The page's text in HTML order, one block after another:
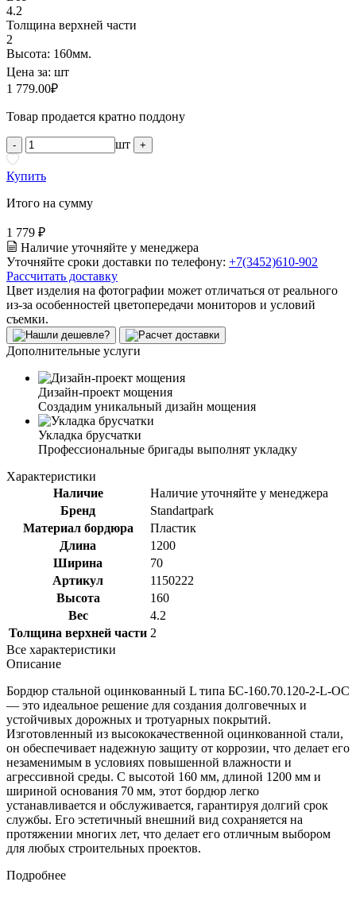
4.2
Толщина верхней части
2
Высота: 160мм.
Цена за: шт
1 779.00₽
Товар продается кратно поддону
- шт +
Купить
Итого на сумму
1 779 ₽
Наличие уточняйте у менеджера
Уточняйте сроки доставки по телефону: +7(3452)610-902
Рассчитать доставку
Цвет изделия на фотографии может отличаться от реального
из-за особенностей цветопередачи мониторов и условий
съемки.
Дополнительные услуги
Дизайн-проект мощения
Создадим уникальный дизайн мощения
Укладка брусчатки
Профессиональные бригады выполнят укладку
Характеристики
Наличие
Наличие уточняйте у менеджера
Бренд
Standartpark
Материал бордюра
Пластик
Длина
1200
Ширина
70
Артикул
1150222
Высота
160
Вес
4.2
Толщина верхней части 2
Все характеристики
Описание
Бордюр стальной оцинкованный L типа БС-160.70.120-2-L-ОС
— это идеальное решение для создания долговечных и
устойчивых дорожных и тротуарных покрытий.
Изготовленный из высококачественной оцинкованной стали,
он обеспечивает надежную защиту от коррозии, что делает его
незаменимым в условиях повышенной влажности и
агрессивной среды. С высотой 160 мм, длиной 1200 мм и
шириной основания 70 мм, этот бордюр легко
устанавливается и обслуживается, гарантируя долгий срок
службы. Его эстетичный внешний вид сохраняется на
протяжении многих лет, что делает его отличным выбором
для любых строительных проектов.
Подробнее